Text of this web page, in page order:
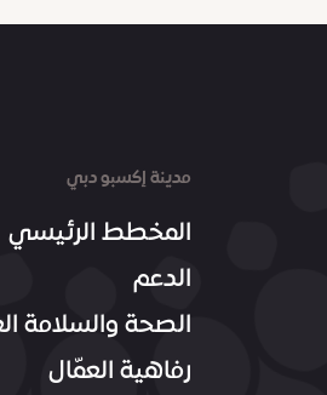
مدينة إكسبو دبي
المخطط الرئيسي
الدعم
الصحة والسلامة
رفاهية العمّال